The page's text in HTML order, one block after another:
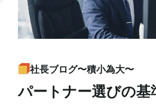
マンション管理
賃貸管理
実需用戸建・マンション
ホテル事業
お客様の声
書籍・メディア
プライベー
お知らせ
社長ブログ〜積小為大〜
パートナー選びの基